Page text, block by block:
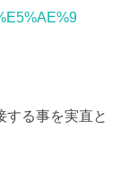
する事を実直と